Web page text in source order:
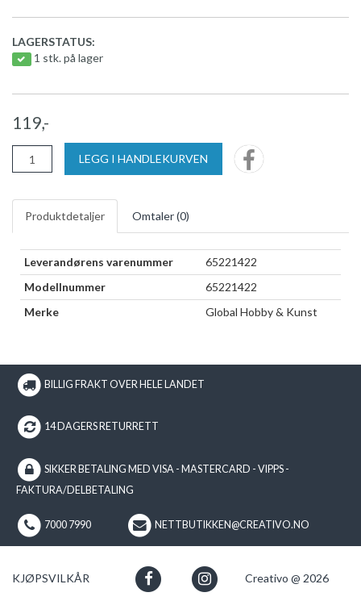
LAGERSTATUS:
1 stk. på lager
119,-
LEGG I HANDLEKURVEN
Produktdetaljer Omtaler (0)
Leverandørens varenummer
65221422
Modellnummer
65221422
Merke
Global Hobby & Kunst
BILLIG FRAKT OVER HELE LANDET
14 DAGERS RETURRETT
SIKKER BETALING MED VISA - MASTERCARD - VIPPS -
FAKTURA/DELBETALING
7000 7990 NETTBUTIKKEN@CREATIVO.NO
KJØPSVILKÅR Creativo @ 2026